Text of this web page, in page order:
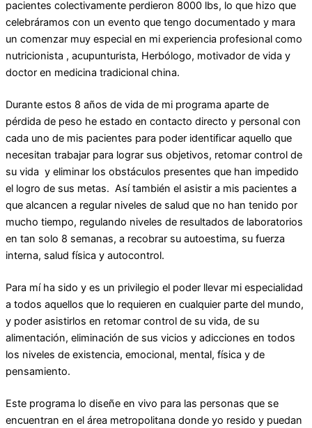
pacientes colectivamente perdieron 8000 lbs, lo que hizo que
celebráramos con un evento que tengo documentado y mara
un comenzar muy especial en mi experiencia profesional como
nutricionista , acupunturista, Herbólogo, motivador de vida y
doctor en medicina tradicional china.
Durante estos 8 años de vida de mi programa aparte de
pérdida de peso he estado en contacto directo y personal con
cada uno de mis pacientes para poder identificar aquello que
necesitan trabajar para lograr sus objetivos, retomar control de
su vida y eliminar los obstáculos presentes que han impedido
el logro de sus metas. Así también el asistir a mis pacientes a
que alcancen a regular niveles de salud que no han tenido por
mucho tiempo, regulando niveles de resultados de laboratorios
en tan solo 8 semanas, a recobrar su autoestima, su fuerza
interna, salud física y autocontrol.
Para mí ha sido y es un privilegio el poder llevar mi especialidad
a todos aquellos que lo requieren en cualquier parte del mundo,
y poder asistirlos en retomar control de su vida, de su
alimentación, eliminación de sus vicios y adicciones en todos
los niveles de existencia, emocional, mental, física y de
pensamiento.
Este programa lo diseñe en vivo para las personas que se
encuentran en el área metropolitana donde yo resido y puedan